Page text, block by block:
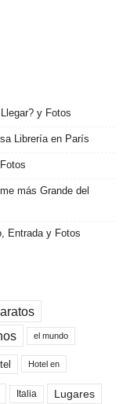
y Fotos
Librería en París
más Grande del
Entrada y Fotos
el mundo
Hotel en
Italia Lugares